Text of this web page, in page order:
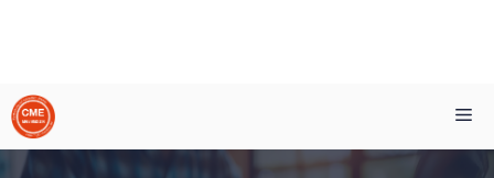
Zum
Inhalt
springen